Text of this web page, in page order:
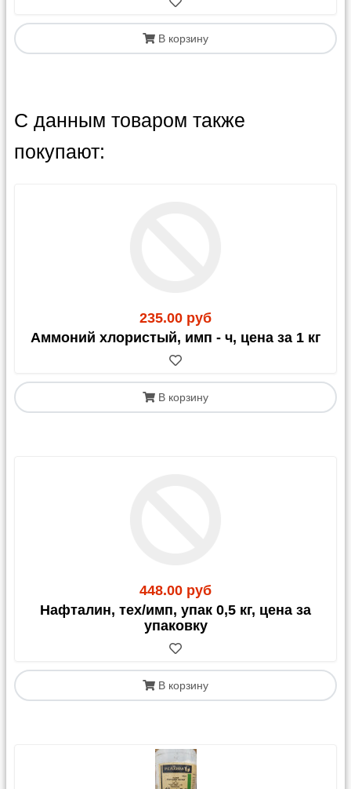
В корзину
С данным товаром также
покупают:
235.00 руб
Аммоний хлористый, имп - ч, цена за 1 кг
В корзину
448.00 руб
Нафталин, тех/имп, упак 0,5 кг, цена за
упаковку
В корзину